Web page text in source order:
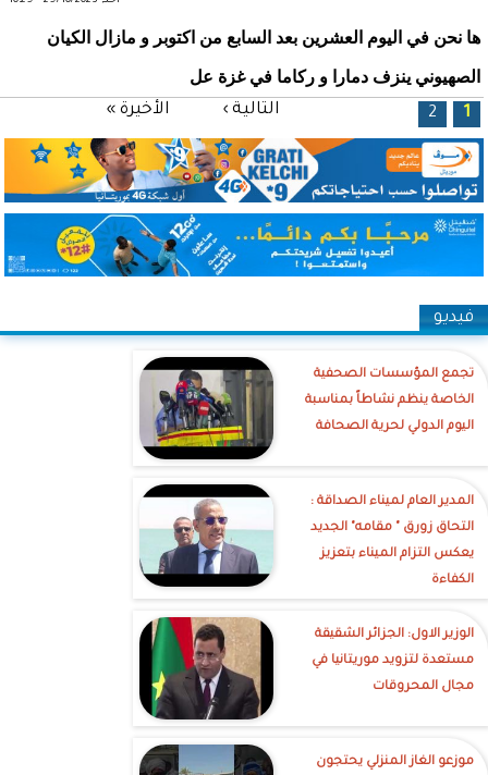
ها نحن في اليوم العشرين بعد السابع من اكتوبر و مازال الكيان
الصهيوني ينزف دمارا و ركاما في غزة عل
الصفحات
1
2 التالية › الأخيرة »
فيديو
تجمع المؤسسات الصحفية
الخاصة ينظم نشاطاً بمناسبة
اليوم الدولي لحرية الصحافة
‎المدير العام لميناء الصداقة :
التحاق زورق " مقامه" الجديد
يعكس التزام الميناء بتعزيز
الكفاءة
الوزير الاول: الجزائر الشقيقة
مستعدة لتزويد موريتانيا في
مجال المحروقات
موزعو الغاز المنزلي يحتجون